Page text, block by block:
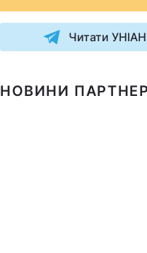
Читати
НОВИНИ